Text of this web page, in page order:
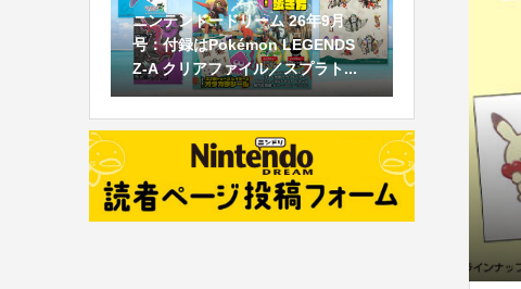
ニンテンドードリーム 26年9月
号：付録はPokémon LEGENDS
Z-A クリアファイル／スプラト...